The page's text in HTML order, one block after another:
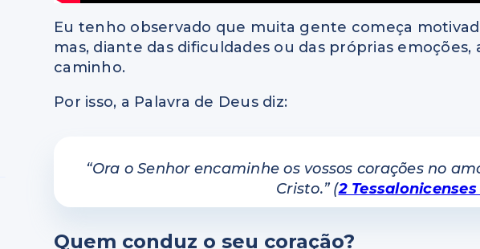
Eu tenho observado que muita gente começa
mas, diante das dificuldades ou das próprias
caminho.
Por isso, a Palavra de Deus diz:
“Ora o Senhor encaminhe os vossos corações no
Cristo.” (2 Tessalonicenses
Quem conduz o seu coração?